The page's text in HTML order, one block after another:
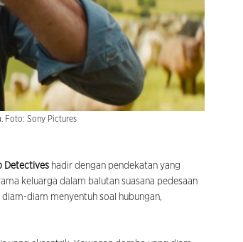
Foto: Sony Pictures
Detectives hadir dengan pendekatan yang
keluarga dalam balutan suasana pedesaan
diam menyentuh soal hubungan,